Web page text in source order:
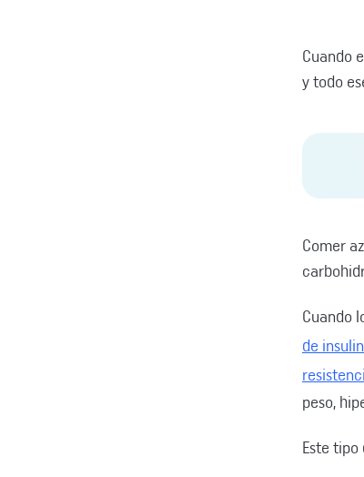
Cuando
y todo
Comer
Cuando
de
peso,
Este tipo